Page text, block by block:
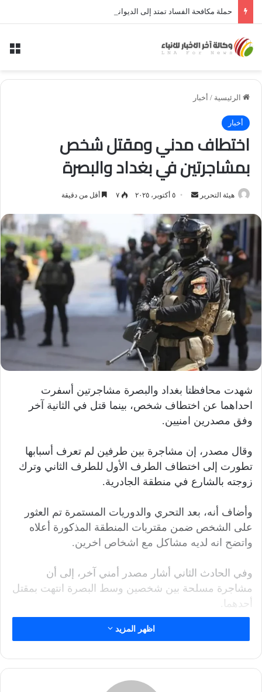
الرئيسية / أخبار
أخبار
اختطاف مدني ومقتل شخص
بمشاجرتين في بغداد والبصرة
هيئة التحرير
أرسل
إلكترونيا
٥ أكتوبر، ٢٠٢٥ ٧ أقل من دقيقة
شهدت محافظتا بغداد والبصرة مشاجرتين أسفرت
احداهما عن اختطاف شخص، بينما قتل في الثانية آخر
وفق مصدرين امنيين.
وقال مصدر، إن مشاجرة بين طرفين لم تعرف أسبابها
تطورت إلى اختطاف الطرف الأول للطرف الثاني وترك
زوجته بالشارع في منطقة الجادرية.
وأضاف أنه، بعد التحري والدوريات المستمرة تم العثور
على الشخص ضمن مقتربات المنطقة المذكورة أعلاه
واتضح انه لديه مشاكل مع اشخاص اخرين.
وفي الحادث الثاني أشار مصدر أمني آخر، إلى أن
مشاجرة مسلحة بين شخصين وسط البصرة انتهت بمقتل
أحدهما.
اظهر المزيد